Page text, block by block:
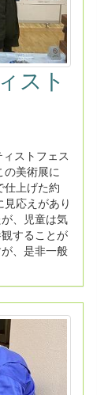
スト
ストフェス
美術展に
仕上げた約
応えがあり
、児童は気
することが
、是非一般